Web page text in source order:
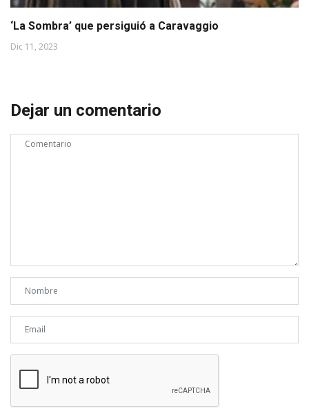
‘La Sombra’ que persiguió a Caravaggio
Dic 11, 2023
Dejar un comentario